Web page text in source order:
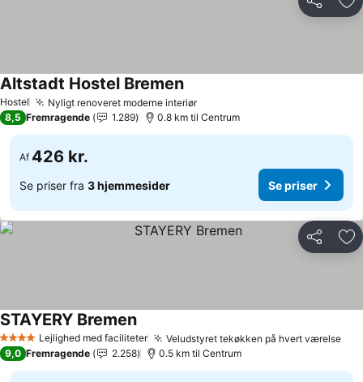
Del
Hostel Nyligt renoveret moderne interiør
Altstadt Hostel Bremen
8,5 Fremragende 1.289 0.8 km til Centrum
Af 426 kr.
Se priser fra 3 hjemmesider Se priser
Del
4 StjernerLejlighed med faciliteter Veludstyret tekøkken på hvert værelse
STAYERY Bremen
9,0 Fremragende 2.258 0.5 km til Centrum